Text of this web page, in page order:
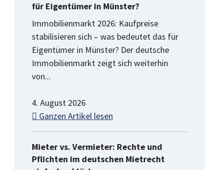
für Eigentümer in Münster?
Immobilienmarkt 2026: Kaufpreise
stabilisieren sich – was bedeutet das für
Eigentümer in Münster? Der deutsche
Immobilienmarkt zeigt sich weiterhin
von...
4. August 2026
Ganzen Artikel lesen
Mieter vs. Vermieter: Rechte und
Pflichten im deutschen Mietrecht